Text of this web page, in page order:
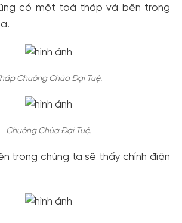
có một toà tháp và bên trong
Chuông Chùa Đại Tuệ.
Chuông Chùa Đại Tuệ.
trong chúng ta sẽ thấy chính điện